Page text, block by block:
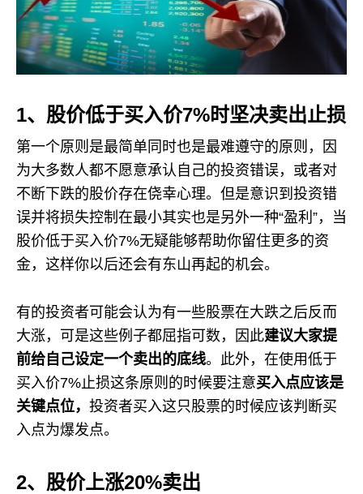
1、股价低于买入价7%时坚决卖出止损
第一个原则是最简单同时也是最难遵守的原则，因
为大多数人都不愿意承认自己的投资错误，或者对
不断下跌的股价存在侥幸心理。但是意识到投资错
误并将损失控制在最小其实也是另外一种“盈利”，当
股价低于买入价7%无疑能够帮助你留住更多的资
金，这样你以后还会有东山再起的机会。
有的投资者可能会认为有一些股票在大跌之后反而
大涨，可是这些例子都屈指可数，因此建议大家提
前给自己设定一个卖出的底线。此外，在使用低于
买入价7%止损这条原则的时候要注意买入点应该是
关键点位， 投资者买入这只股票的时候应该判断买
入点为爆发点。
2、股价上涨20%卖出